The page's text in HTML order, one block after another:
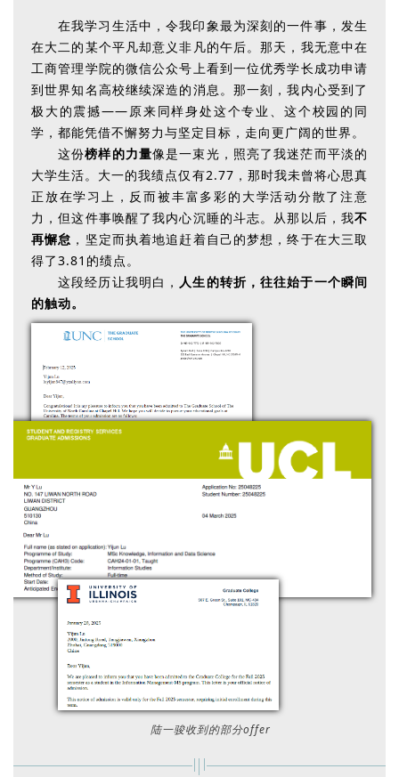
在我学习生活中，令我印象最为深刻的一件事，发生
在大二的某个平凡却意义非凡的午后。那天，我无意中在
工商管理学院的微信公众号上看到一位优秀学长成功申请
到世界知名高校继续深造的消息。那一刻，我内心受到了
极大的震撼——原来同样身处这个专业、这个校园的同
学，都能凭借不懈努力与坚定目标，走向更广阔的世界。
这份榜样的力量像是一束光，照亮了我迷茫而平淡的
大学生活。大一的我绩点仅有2.77，那时我未曾将心思真
正放在学习上，反而被丰富多彩的大学活动分散了注意
力，但这件事唤醒了我内心沉睡的斗志。从那以后，我不
再懈怠 ，坚定而执着地追赶着自己的梦想，终于在大三取
得了3.81的绩点。
这段经历让我明白， 人生的转折 ，往往始于一个瞬间
的触动。
陆一骏收到的部分offer